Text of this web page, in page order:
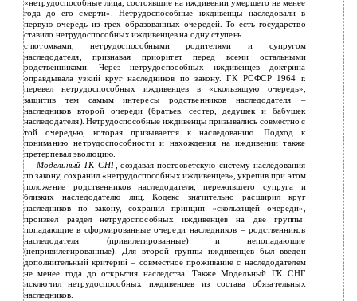
«нетрудоспособные лица, состоявшие на иждивении умершего не менее
года до его смерти». Нетрудоспособные иждивенцы наследовали в
первую очередь из трех образованных очередей. То есть государство
ставило нетрудоспособных иждивенцев на одну ступень
с потомками, нетрудоспособными родителями и супругом
наследодателя, признавая приоритет перед всеми остальными
родственниками. Через нетрудоспособных иждивенцев доктрина
оправдывала узкий круг наследников по закону. ГК РСФСР 1964 г.
перевел нетрудоспособных иждивенцев в «скользящую очередь»,
защитив тем самым интересы родственников наследодателя –
наследников второй очереди (братьев, сестер, дедушек и бабушек
наследодателя). Нетрудоспособные иждивенцы призывались совместно с
той очередью, которая призывается к наследованию. Подход к
пониманию нетрудоспособности и нахождения на иждивении также
претерпевал эволюцию.
Модельный ГК СНГ, создавая постсоветскую систему наследования
по закону, сохранил «нетрудоспособных иждивенцев», укрепив при этом
положение родственников наследодателя, пережившего супруга и
близких наследодателю лиц. Кодекс значительно расширил круг
наследников по закону, сохранил принцип «скользящей очереди»,
произвел раздел нетрудоспособных иждивенцев на две группы:
попадающие в сформированные очереди наследников – родственников
наследодателя (привилегированные) и непопадающие
(непривилегированные). Для второй группы иждивенцев был введен
дополнительный критерий – совместное проживание с наследодателем
не менее года до открытия наследства. Также Модельный ГК СНГ
исключил нетрудоспособных иждивенцев из состава обязательных
наследников.